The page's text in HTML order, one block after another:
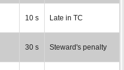
10 s Late in TC
30 s Steward's penalty